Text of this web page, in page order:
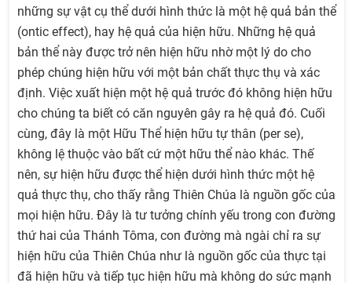
những sự vật cụ thể dưới hình thức là một hệ quả bản thể
(ontic effect), hay hệ quả của hiện hữu. Những hệ quả
bản thể này được trở nên hiện hữu nhờ một lý do cho
phép chúng hiện hữu với một bản chất thực thụ và xác
định. Việc xuất hiện một hệ quả trước đó không hiện hữu
cho chúng ta biết có căn nguyên gây ra hệ quả đó. Cuối
cùng, đây là một Hữu Thể hiện hữu tự thân (per se),
không lệ thuộc vào bất cứ một hữu thể nào khác. Thế
nên, sự hiện hữu được thể hiện dưới hình thức một hệ
quả thực thụ, cho thấy rằng Thiên Chúa là nguồn gốc của
mọi hiện hữu. Đây là tư tưởng chính yếu trong con đường
thứ hai của Thánh Tôma, con đường mà ngài chỉ ra sự
hiện hữu của Thiên Chúa như là nguồn gốc của thực tại
đã hiện hữu và tiếp tục hiện hữu mà không do sức mạnh